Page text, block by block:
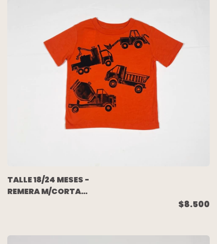
TALLE 18/24 MESES -
REMERA M/CORTA
$8.500